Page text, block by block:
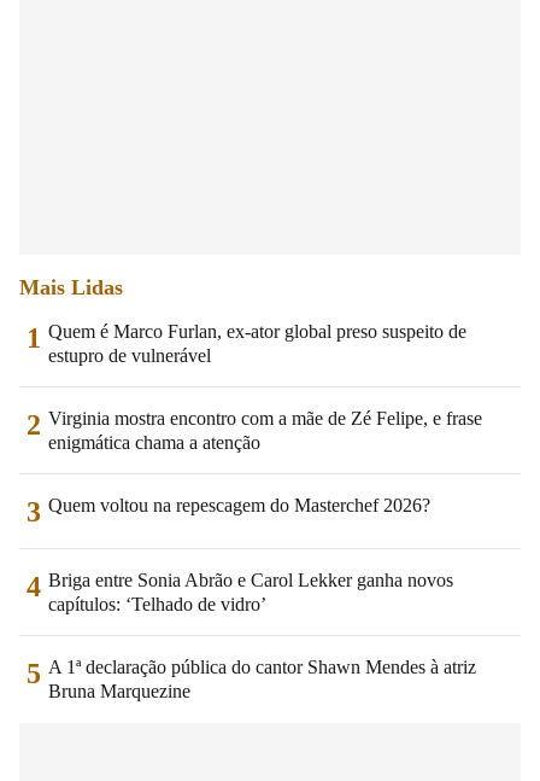
Mais Lidas
1 Quem é Marco Furlan, ex-ator global preso suspeito de
estupro de vulnerável
2 Virginia mostra encontro com a mãe de Zé Felipe, e frase
enigmática chama a atenção
3 Quem voltou na repescagem do Masterchef 2026?
4 Briga entre Sonia Abrão e Carol Lekker ganha novos
capítulos: ‘Telhado de vidro’
5 A 1ª declaração pública do cantor Shawn Mendes à atriz
Bruna Marquezine